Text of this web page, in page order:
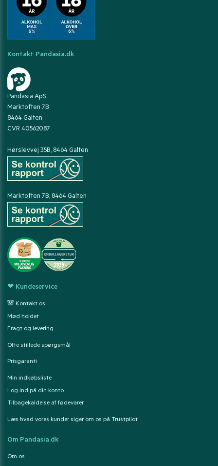
Kontakt Pandasia.dk
Pandasia ApS
Marktoften 7B
8464 Galten
CVR 40562087
Hørslevvej 35B, 8464 Galten
Marktoften 7B, 8464 Galten
❤ Kundeservice
🐼 Kontakt os
Mød holdet
Fragt og levering
Ofte stillede spørgsmål
Prisgaranti
Min indkøbsliste
Log ind på din konto
Tilbagekaldelse af fødevarer
Læs hvad vores kunder siger om os på Trustpilot
Om Pandasia.dk
Om os